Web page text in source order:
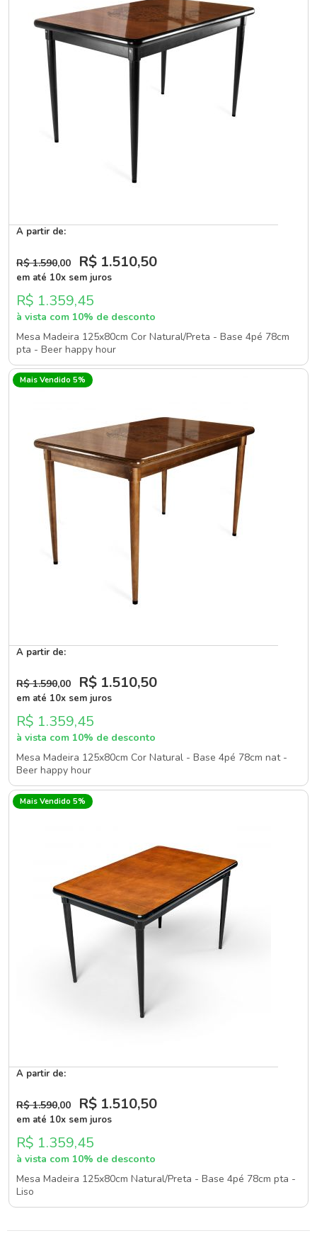
A partir de:
R$ 1.590,00 R$ 1.510,50
em até 10x sem juros
R$ 1.359,45
à vista com 10% de desconto
Mesa Madeira 125x80cm Cor Natural/Preta - Base 4pé 78cm
pta - Beer happy hour
Mais Vendido 5%
A partir de:
R$ 1.590,00 R$ 1.510,50
em até 10x sem juros
R$ 1.359,45
à vista com 10% de desconto
Mesa Madeira 125x80cm Cor Natural - Base 4pé 78cm nat -
Beer happy hour
Mais Vendido 5%
A partir de:
R$ 1.590,00 R$ 1.510,50
em até 10x sem juros
R$ 1.359,45
à vista com 10% de desconto
Mesa Madeira 125x80cm Natural/Preta - Base 4pé 78cm pta -
Liso